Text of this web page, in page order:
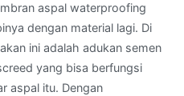
aspal waterproofing
dengan material lagi. Di
ini adalah adukan semen
yang bisa berfungsi
aspal itu. Dengan